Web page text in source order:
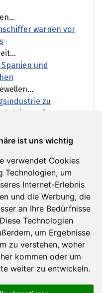
ist uns wichtig
verwendet Cookies
Technologien, um
Internet-Erlebnis
und die Werbung, die
an Ihre Bedürfnisse
Technologien
um Ergebnisse
zu verstehen, woher
kommen oder um
weiter zu entwickeln.
warnen vor
und
zu
auf
die...
1919396